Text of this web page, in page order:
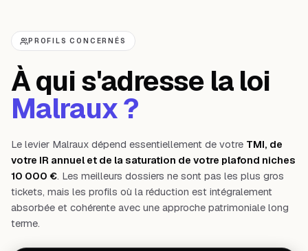
PROFILS CONCERNÉS
À qui s'adresse la loi
Malraux ?
Le levier Malraux dépend essentiellement de votre TMI, de
votre IR annuel et de la saturation de votre plafond niches
10 000 €. Les meilleurs dossiers ne sont pas les plus gros
tickets, mais les profils où la réduction est intégralement
absorbée et cohérente avec une approche patrimoniale long
terme.